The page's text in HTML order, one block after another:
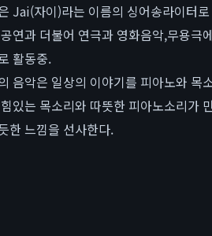
Jai(자이)라는 이름의 싱어송라이터
연과 더불어 연극과 영화음악,무용극
활동중.
음악은 일상의 이야기를 피아노와 목
있는 목소리와 따뜻한 피아노소리가
한 느낌을 선사한다.